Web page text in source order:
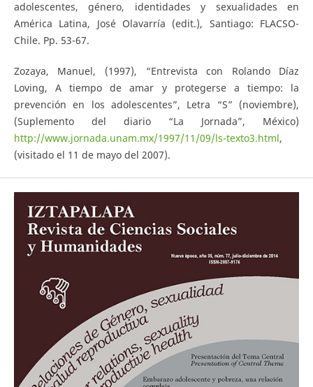
adolescentes, género, identidades y sexualidades en
América Latina, José Olavarría (edit.), Santiago: FLACSO-
Chile. Pp. 53-67.
Zozaya, Manuel, (1997), “Entrevista con Rolando Díaz
Loving, A tiempo de amar y protegerse a tiempo: la
prevención en los adolescentes”, Letra “S” (noviembre),
(Suplemento del diario “La Jornada”, México)
http://www.jornada.unam.mx/1997/11/09/ls-texto3.html,
(visitado el 11 de mayo del 2007).